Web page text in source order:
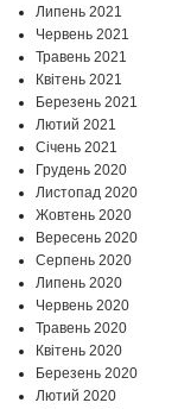
Липень 2021
Червень 2021
Травень 2021
Квітень 2021
Березень 2021
Лютий 2021
Січень 2021
Грудень 2020
Листопад 2020
Жовтень 2020
Вересень 2020
Серпень 2020
Липень 2020
Червень 2020
Травень 2020
Квітень 2020
Березень 2020
Лютий 2020